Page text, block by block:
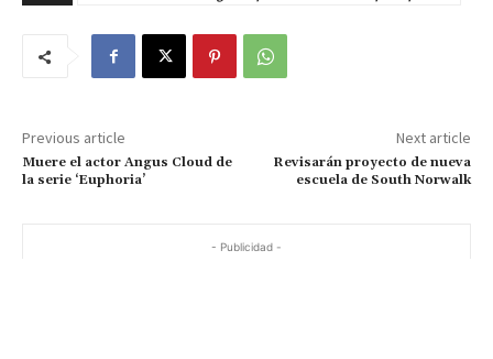
Previous article
Muere el actor Angus Cloud de
la serie ‘Euphoria’
Next article
Revisarán proyecto de nueva
escuela de South Norwalk
- Publicidad -